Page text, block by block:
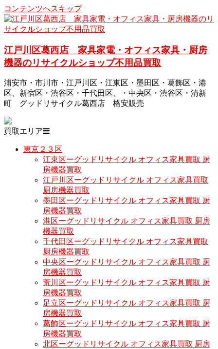
コンテンツへスキップ
江戸川区葛西店 家具家電・オフィス家具・厨房
機器のリサイクルショップ不用品買取
浦安市・市川市・江戸川区・江東区・墨田区・葛飾区・港
区、新宿区・渋谷区・千代田区、・中央区・渋谷区・清新
町 グッドリサイクル葛西店 格安販売
買取エリア
東京２３区
江東区ーグッドリサイクル オフィス家具買取 厨
房機器買取
江戸川区ーグッドリサイクル オフィス家具買取
厨房機器買取
墨田区ーグッドリサイクル オフィス家具買取 厨
房機器買取
港区ーグッドリサイクル オフィス家具買取 厨房
機器買取
千代田区ーグッドリサイクル オフィス家具買取
厨房機器買取
中央区ーグッドリサイクル オフィス家具買取 厨
房機器買取
荒川区ーグッドリサイクル オフィス家具買取 厨
房機器買取
足立区ーグッドリサイクル オフィス家具買取 厨
房機器買取
葛飾区ーグッドリサイクル オフィス家具買取 厨
房機器買取
北区ーグッドリサイクル オフィス家具買取 厨房